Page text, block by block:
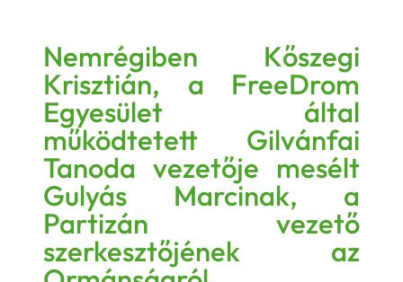
Nemrégiben Kőszegi
Krisztián, a FreeDrom
Egyesület által
működtetett Gilvánfai
Tanoda vezetője mesélt
Gulyás Marcinak, a
Partizán vezető
szerkesztőjének az